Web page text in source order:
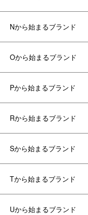
Nから始まるブランド
Oから始まるブランド
Pから始まるブランド
Rから始まるブランド
Sから始まるブランド
Tから始まるブランド
Uから始まるブランド